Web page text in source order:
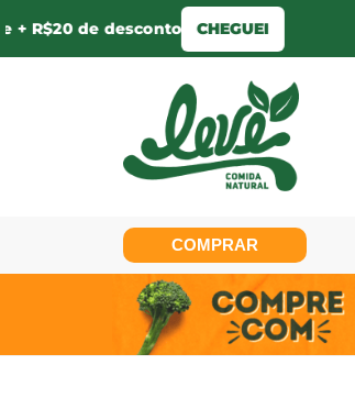
de desconto CHEGUEI
COMPRAR